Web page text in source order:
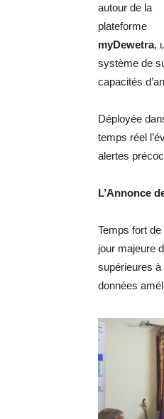
autour de la
plateforme
myDewetra,
système de
capacités
Déployée
temps réel
alertes
L’Annonce
Temps fort
jour majeure
supérieures
données